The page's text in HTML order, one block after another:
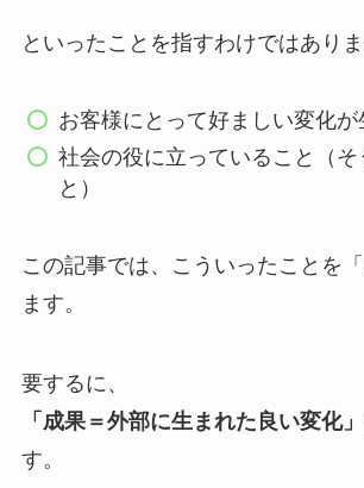
といったことを指すわけではありま
お客様にとって好ましい変化が
社会の役に立っていること（そ
と）
この記事では、こういったことを
ます。
要するに、
「成果＝外部に生まれた良い変化」
す。